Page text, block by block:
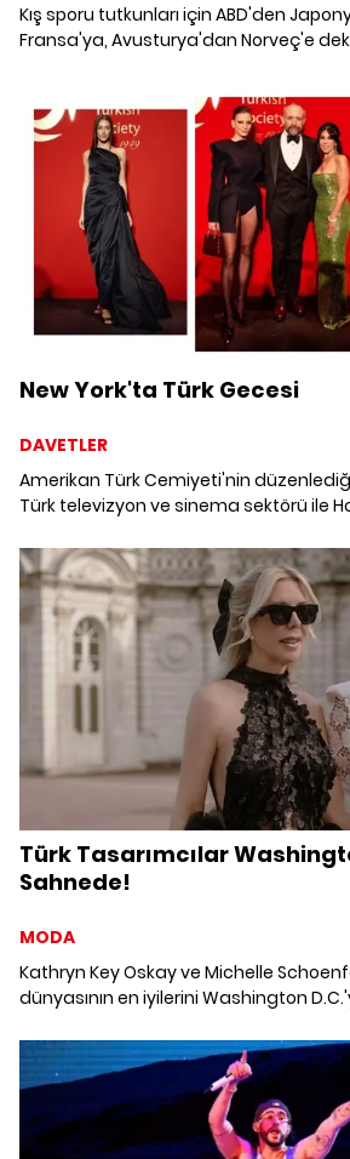
Kış sporu tutkunları için ABD'den
Fransa'ya, Avusturya'dan Norveç'e
New York'ta Türk Gecesi
DAVETLER
Amerikan Türk Cemiyeti'nin
Türk televizyon ve sinema sektörü ile
yapımcı şirkete ve üç sanatçıya özel
Türk Tasarımcılar
Sahnede!
MODA
Kathryn Key Oskay ve Michelle
dünyasının en iyilerini Washington
özel etkinlik, şehrin en prestijli